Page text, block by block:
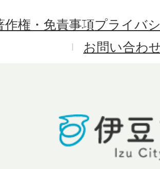
作権・免責事項プライバ
お問い合わ